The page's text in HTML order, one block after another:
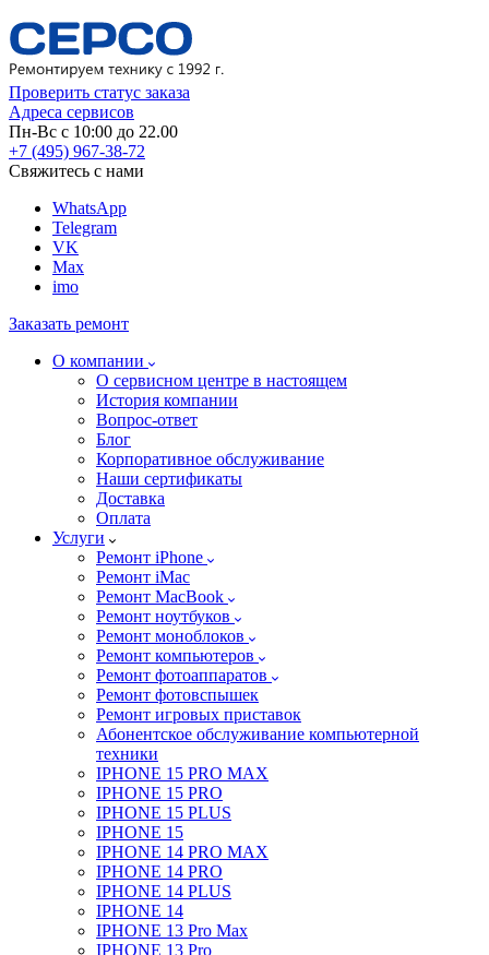
Проверить статус заказа
Адреса сервисов
Пн-Вс с 10:00 до 22.00
+7 (495) 967-38-72
Свяжитесь с нами
WhatsApp
Telegram
VK
Max
imo
Заказать ремонт
О компании
О сервисном центре в настоящем
История компании
Вопрос-ответ
Блог
Корпоративное обслуживание
Наши сертификаты
Доставка
Оплата
Услуги
Ремонт iPhone
Ремонт iMac
Ремонт MacBook
Ремонт ноутбуков
Ремонт моноблоков
Ремонт компьютеров
Ремонт фотоаппаратов
Ремонт фотовспышек
Ремонт игровых приставок
Абонентское обслуживание компьютерной
техники
IPHONE 15 PRO MAX
IPHONE 15 PRO
IPHONE 15 PLUS
IPHONE 15
IPHONE 14 PRO MAX
IPHONE 14 PRO
IPHONE 14 PLUS
IPHONE 14
IPHONE 13 Pro Max
IPHONE 13 Pro